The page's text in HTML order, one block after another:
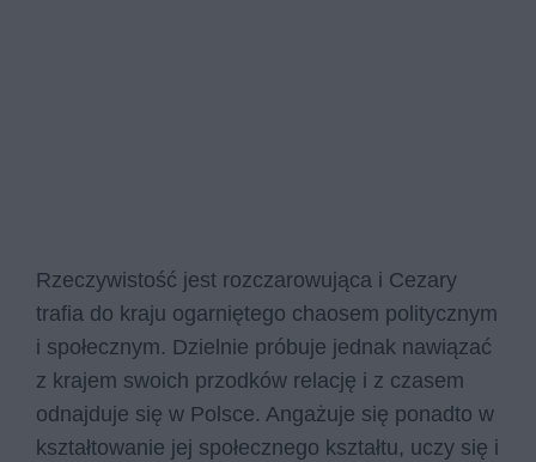
Rzeczywistość jest rozczarowująca i Cezary
trafia do kraju ogarniętego chaosem politycznym
i społecznym. Dzielnie próbuje jednak nawiązać
z krajem swoich przodków relację i z czasem
odnajduje się w Polsce. Angażuje się ponadto w
kształtowanie jej społecznego kształtu, uczy się i